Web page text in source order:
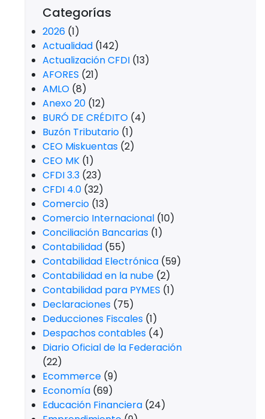
Categorías
2026 (1)
Actualidad (142)
Actualización CFDI (13)
AFORES (21)
AMLO (8)
Anexo 20 (12)
BURÓ DE CRÉDITO (4)
Buzón Tributario (1)
CEO Miskuentas (2)
CEO MK (1)
CFDI 3.3 (23)
CFDI 4.0 (32)
Comercio (13)
Comercio Internacional (10)
Conciliación Bancarias (1)
Contabilidad (55)
Contabilidad Electrónica (59)
Contabilidad en la nube (2)
Contabilidad para PYMES (1)
Declaraciones (75)
Deducciones Fiscales (1)
Despachos contables (4)
Diario Oficial de la Federación
(22)
Ecommerce (9)
Economía (69)
Educación Financiera (24)